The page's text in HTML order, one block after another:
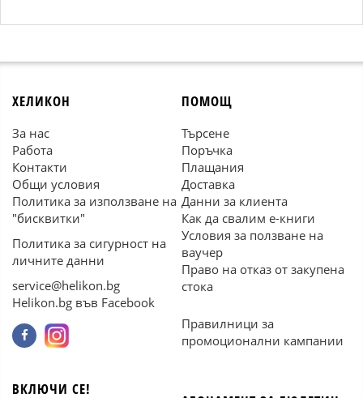
ХЕЛИКОН
За нас
Работа
Контакти
Общи условия
Политика за използване на
"бисквитки"
Политика за сигурност на
личните данни
service@helikon.bg
Helikon.bg във Facebook
ПОМОЩ
Търсене
Поръчка
Плащания
Доставка
Данни за клиента
Как да свалим е-книги
Условия за ползване на
ваучер
Право на отказ от закупена
стока
Правилници за
промоционални кампании
ВКЛЮЧИ СЕ!